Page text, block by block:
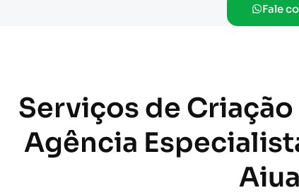
Fale
Serviços de
Agência